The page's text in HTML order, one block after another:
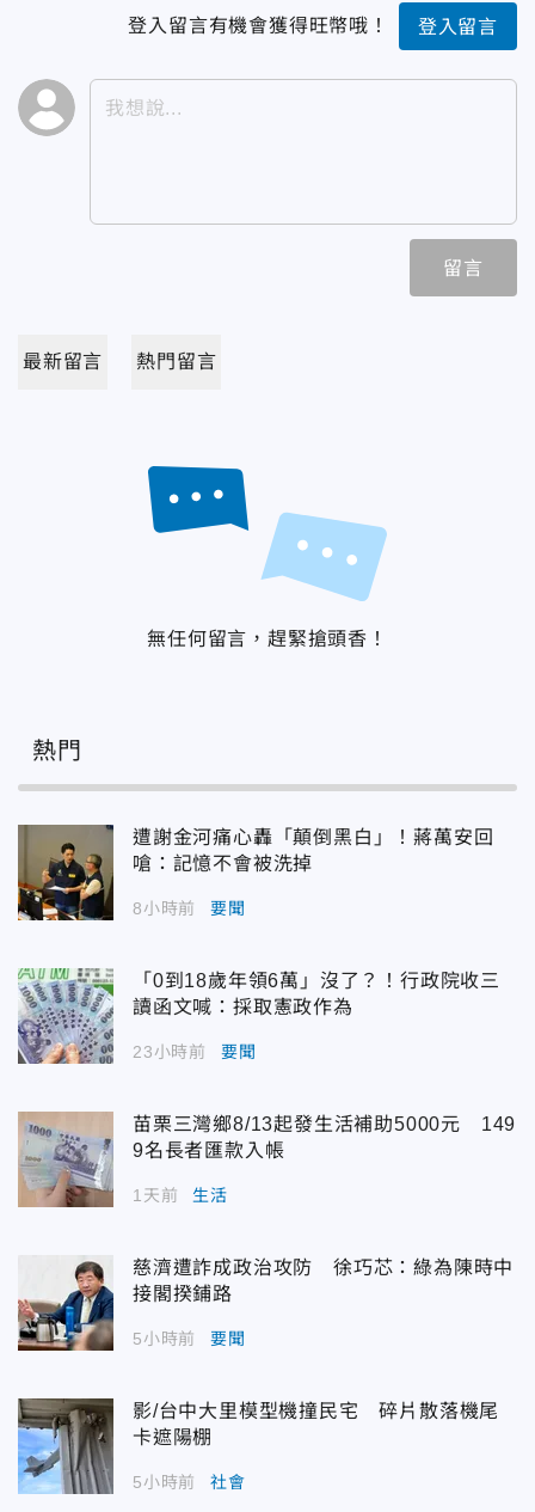
登入留言有機會獲得旺幣哦！ 登入留言
留言
最新留言 熱門留言
無任何留言，趕緊搶頭香！
熱門
遭謝金河痛心轟「顛倒黑白」！蔣萬安回
嗆：記憶不會被洗掉
8小時前 要聞
「0到18歲年領6萬」沒了？！行政院收三
讀函文喊：採取憲政作為
23小時前 要聞
苗栗三灣鄉8/13起發生活補助5000元 149
9名長者匯款入帳
1天前 生活
慈濟遭詐成政治攻防 徐巧芯：綠為陳時中
接閣揆鋪路
5小時前 要聞
影/台中大里模型機撞民宅 碎片散落機尾
卡遮陽棚
5小時前 社會